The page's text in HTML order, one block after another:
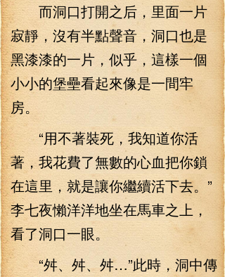
而洞口打開之后，里面一片
寂靜，沒有半點聲音，洞口也是
黑漆漆的一片，似乎，這樣一個
小小的堡壘看起來像是一間牢
房。
“用不著裝死，我知道你活
著，我花費了無數的心血把你鎖
在這里，就是讓你繼續活下去。”
李七夜懶洋洋地坐在馬車之上，
看了洞口一眼。
“舛、舛、舛…”此時，洞中傳